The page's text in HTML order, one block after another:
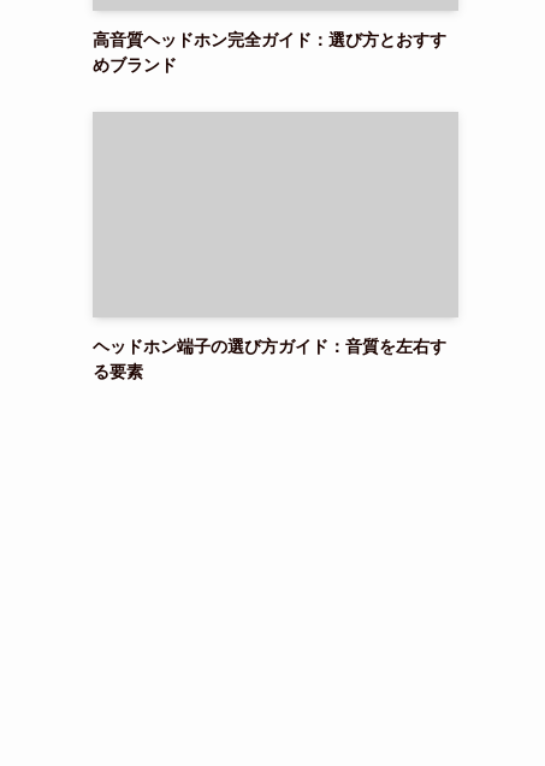
高音質ヘッドホン完全ガイド：選び方とおすす
めブランド
ヘッドホン端子の選び方ガイド：音質を左右す
る要素